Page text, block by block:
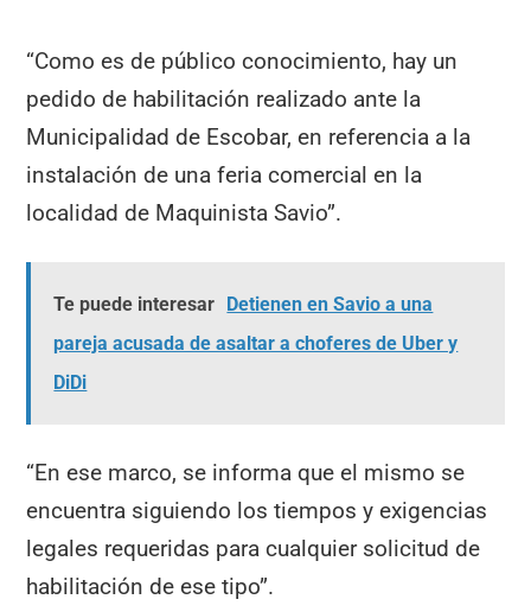
“Como es de público conocimiento, hay un
pedido de habilitación realizado ante la
Municipalidad de Escobar, en referencia a la
instalación de una feria comercial en la
localidad de Maquinista Savio”.
Te puede interesar Detienen en Savio a una
pareja acusada de asaltar a choferes de Uber y
DiDi
“En ese marco, se informa que el mismo se
encuentra siguiendo los tiempos y exigencias
legales requeridas para cualquier solicitud de
habilitación de ese tipo”.